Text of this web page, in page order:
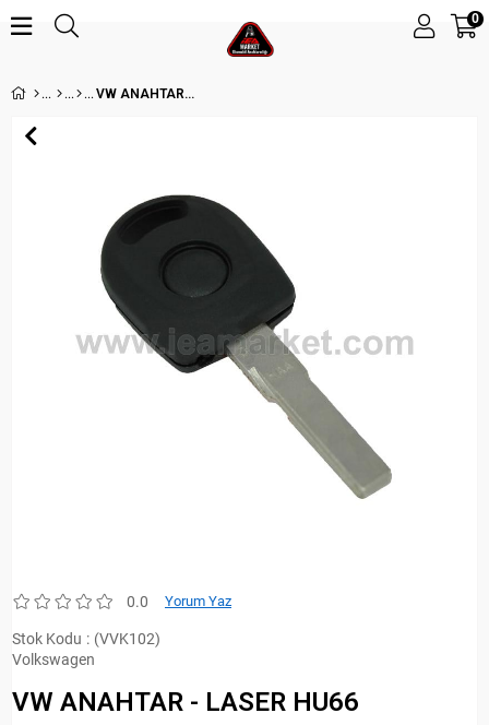
0
VW ANAHTAR - LASER HU66
0.0 Yorum Yaz
Stok Kodu
(VVK102)
Volkswagen
VW ANAHTAR - LASER HU66